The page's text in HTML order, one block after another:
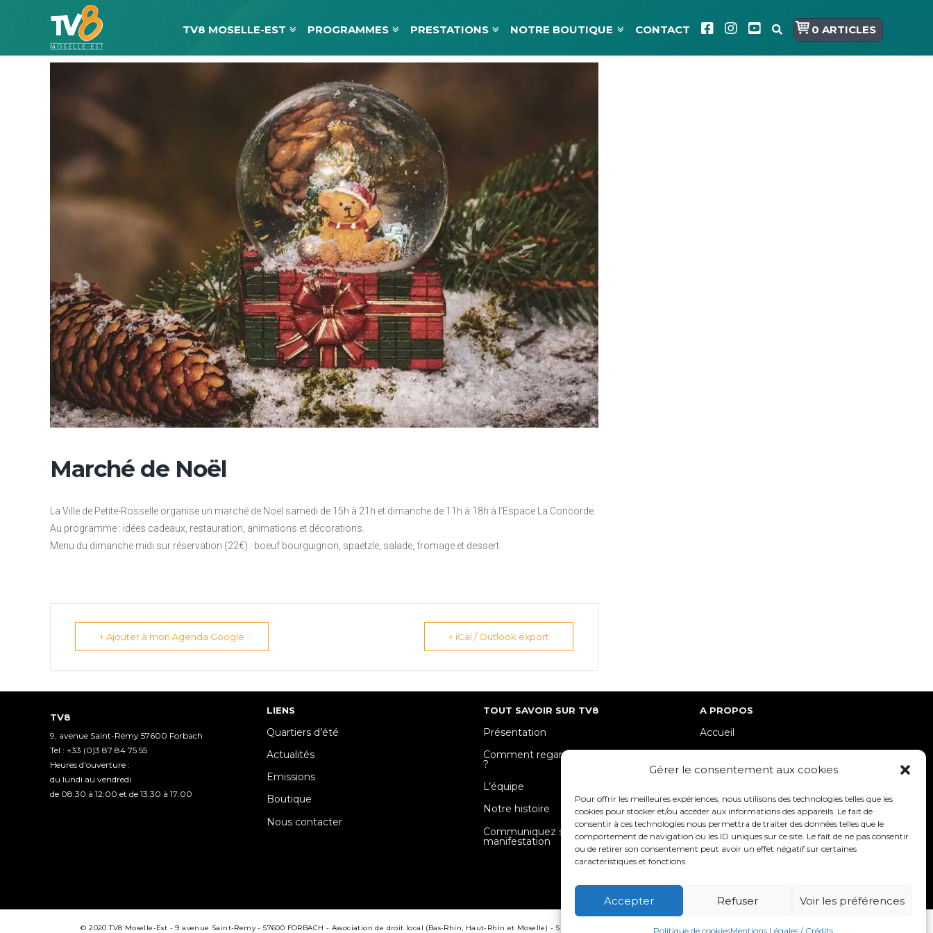
Gérer le consentement aux cookies
Pour offrir les meilleures expériences, nous utilisons des technologies telles que les
cookies pour stocker et/ou accéder aux informations des appareils. Le fait de
consentir à ces technologies nous permettra de traiter des données telles que le
comportement de navigation ou les ID uniques sur ce site. Le fait de ne pas consentir
ou de retirer son consentement peut avoir un effet négatif sur certaines
caractéristiques et fonctions.
Accepter Refuser Voir les préférences
Politique de cookiesMentions Légales / Crédits
TV8 MOSELLE-EST PROGRAMMES PRESTATIONS NOTRE BOUTIQUE CONTACT 0 ARTICLES
Marché de Noël
La Ville de Petite-Rosselle organise un marché de Noël samedi de 15h à 21h et dimanche de 11h à 18h à l’Espace La Concorde.
Au programme : idées cadeaux, restauration, animations et décorations.
Menu du dimanche midi sur réservation (22€) : boeuf bourguignon, spaetzle, salade, fromage et dessert.
+ Ajouter à mon Agenda Google + iCal / Outlook export
TV8
9, avenue Saint-Rémy 57600 Forbach
Tel : +33 (0)3 87 84 75 55
Heures d'ouverture :
du lundi au vendredi
de 08:30 à 12:00 et de 13:30 à 17:00
LIENS
Quartiers d’été
Actualités
Emissions
Boutique
Nous contacter
TOUT SAVOIR SUR TV8
Présentation
Comment regarder TV8 Moselle-Est
?
L’équipe
Notre histoire
Communiquez sur votre
manifestation
A PROPOS
Accueil
Mentions Légales / Crédits
Politique de cookies (UE)
Politique de confidentialité – RGPD
© 2020 TV8 Moselle-Est - 9 avenue Saint-Remy - 57600 FORBACH - Association de droit local (Bas-Rhin, Haut-Rhin et Moselle) - SIRET : 510 405 509 00017 –Création et programmation de sites internet : Déclic